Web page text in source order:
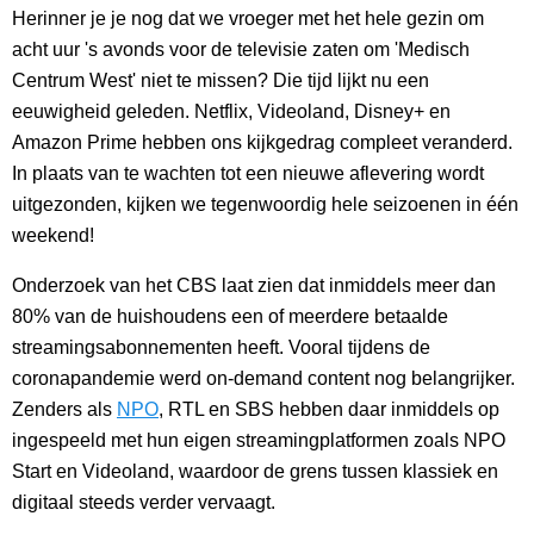
Herinner je je nog dat we vroeger met het hele gezin om
acht uur 's avonds voor de televisie zaten om 'Medisch
Centrum West' niet te missen? Die tijd lijkt nu een
eeuwigheid geleden. Netflix, Videoland, Disney+ en
Amazon Prime hebben ons kijkgedrag compleet veranderd.
In plaats van te wachten tot een nieuwe aflevering wordt
uitgezonden, kijken we tegenwoordig hele seizoenen in één
weekend!
Onderzoek van het CBS laat zien dat inmiddels meer dan
80% van de huishoudens een of meerdere betaalde
streamingsabonnementen heeft. Vooral tijdens de
coronapandemie werd on-demand content nog belangrijker.
Zenders als NPO, RTL en SBS hebben daar inmiddels op
ingespeeld met hun eigen streamingplatformen zoals NPO
Start en Videoland, waardoor de grens tussen klassiek en
digitaal steeds verder vervaagt.